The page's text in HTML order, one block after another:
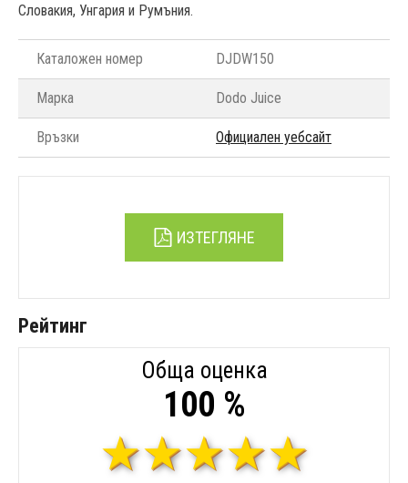
Словакия, Унгария и Румъния.
Каталожен номер DJDW150
Марка Dodo Juice
Връзки Официален уебсайт
ИЗТЕГЛЯНЕ
Рейтинг
Обща оценка
100 %